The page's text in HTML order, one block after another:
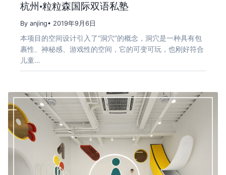
杭州·粒粒森国际双语私塾
By anjing• 2019年9月6日
本项目的空间设计引入了“洞穴”的概念，洞穴是一种具有包
裹性、神秘感、游戏性的空间，它的可变可玩，也刚好符合
儿童…